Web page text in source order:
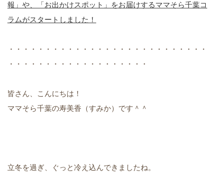
報」や、「お出かけスポット」をお届けするママそら千葉コ
ラムがスタートしました！
・・・・・・・・・・・・・・・・・・・・・・・・・・・
・・・・・・・・・・・・・・・・・・・
皆さん、こんにちは！
ママそら千葉の寿美香（すみか）です＾＾
立冬を過ぎ、ぐっと冷え込んできましたね。